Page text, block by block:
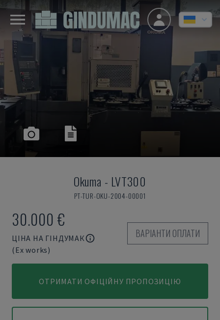
Okuma - LVT300
PT-TUR-OKU-2004-00001
30.000 €
ЦІНА НА ГІНДУМАК
(Ex works)
ВАРІАНТИ ОПЛАТИ
ОТРИМАТИ ОФІЦІЙНУ ПРОПОЗИЦІЮ